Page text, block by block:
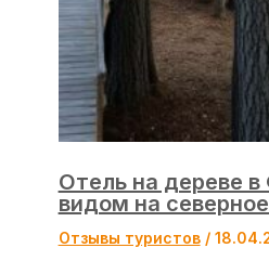
Отель на дереве
видом на
Отзывы туристов/